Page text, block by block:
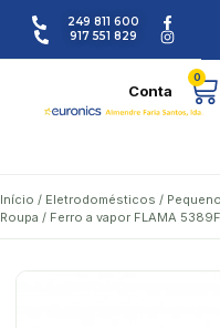
249 811 600
917 551 829
0
Início / Eletrodomésticos /
Roupa / Ferro a vapor FLAMA